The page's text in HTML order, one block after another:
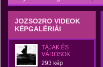
JOZSO2RO VIDEOK
KÉPGALÉRIÁI
TÁJAK ÉS
VÁROSOK
293 kép